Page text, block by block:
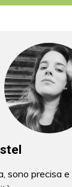
sono precisa e